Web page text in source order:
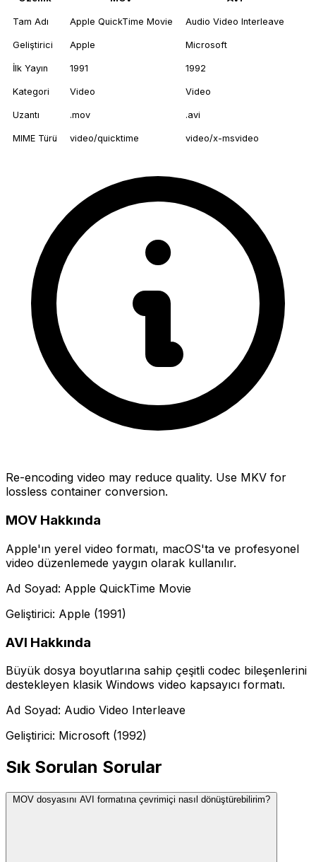
Tam Adı Apple QuickTime Movie Audio Video Interleave
Geliştirici Apple Microsoft
İlk Yayın 1991 1992
Kategori Video Video
Uzantı .mov .avi
MIME Türü video/quicktime video/x-msvideo
Re-encoding video may reduce quality. Use MKV for
lossless container conversion.
MOV Hakkında
Apple'ın yerel video formatı, macOS'ta ve profesyonel
video düzenlemede yaygın olarak kullanılır.
Ad Soyad: Apple QuickTime Movie
Geliştirici: Apple (1991)
AVI Hakkında
Büyük dosya boyutlarına sahip çeşitli codec bileşenlerini
destekleyen klasik Windows video kapsayıcı formatı.
Ad Soyad: Audio Video Interleave
Geliştirici: Microsoft (1992)
Sık Sorulan Sorular
MOV dosyasını AVI formatına çevrimiçi nasıl dönüştürebilirim?